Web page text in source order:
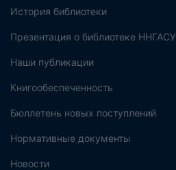
История библиотеки
Презентация о библиотеке ННГАСУ
Наши публикации
Книгообеспеченность
Бюллетень новых поступлений
Нормативные документы
Новости